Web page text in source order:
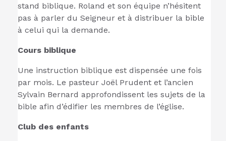
stand biblique. Roland et son équipe n’hésitent
pas à parler du Seigneur et à distribuer la bible
à celui qui la demande.
Cours biblique
Une instruction biblique est dispensée une fois
par mois. Le pasteur Joël Prudent et l’ancien
Sylvain Bernard approfondissent les sujets de la
bible afin d’édifier les membres de l’église.
Club des enfants